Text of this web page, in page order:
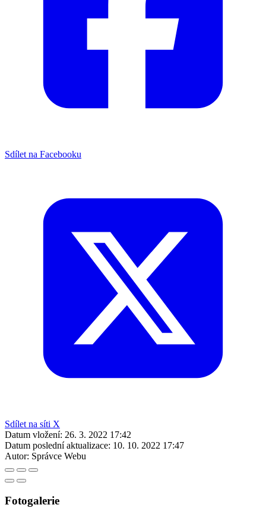
Sdílet na Facebooku
Sdílet na síti X
Datum vložení: 26. 3. 2022 17:42
Datum poslední aktualizace: 10. 10. 2022 17:47
Autor: Správce Webu
Fotogalerie